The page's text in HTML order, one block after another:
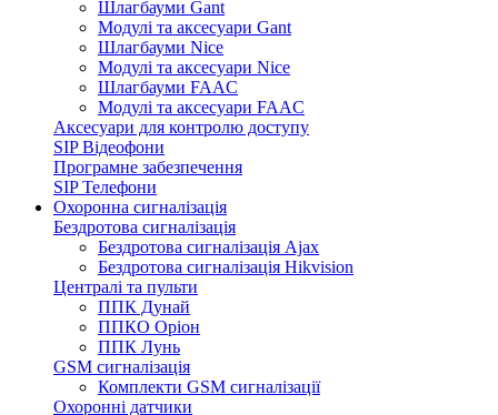
Шлагбауми Gant
Модулі та аксесуари Gant
Шлагбауми Nice
Модулі та аксесуари Nice
Шлагбауми FAAC
Модулі та аксесуари FAAC
Аксесуари для контролю доступу
SIP Відеофони
Програмне забезпечення
SIP Телефони
Охоронна сигналізація
Бездротова сигналізація
Бездротова сигналізація Ajax
Бездротова сигналізація Hikvision
Централі та пульти
ППК Дунай
ППКО Оріон
ППК Лунь
GSM сигналізація
Комплекти GSM сигналізації
Охоронні датчики